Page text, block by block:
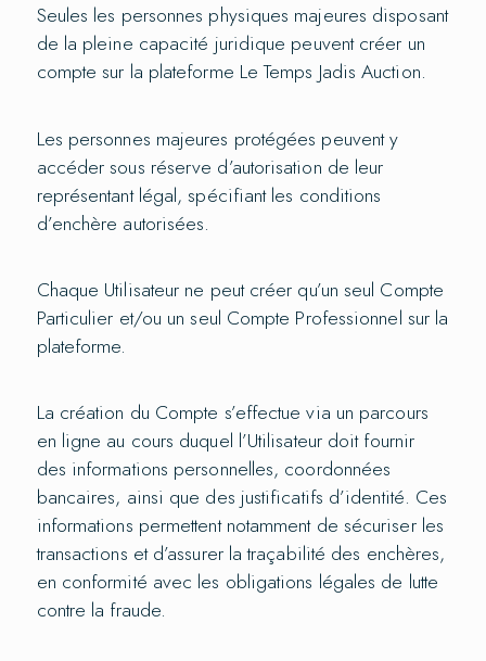
Seules les personnes physiques majeures disposant
de la pleine capacité juridique peuvent créer un
compte sur la plateforme Le Temps Jadis Auction.
Les personnes majeures protégées peuvent y
accéder sous réserve d’autorisation de leur
représentant légal, spécifiant les conditions
d’enchère autorisées.
Chaque Utilisateur ne peut créer qu’un seul Compte
Particulier et/ou un seul Compte Professionnel sur la
plateforme.
La création du Compte s’effectue via un parcours
en ligne au cours duquel l’Utilisateur doit fournir
des informations personnelles, coordonnées
bancaires, ainsi que des justificatifs d’identité. Ces
informations permettent notamment de sécuriser les
transactions et d’assurer la traçabilité des enchères,
en conformité avec les obligations légales de lutte
contre la fraude.